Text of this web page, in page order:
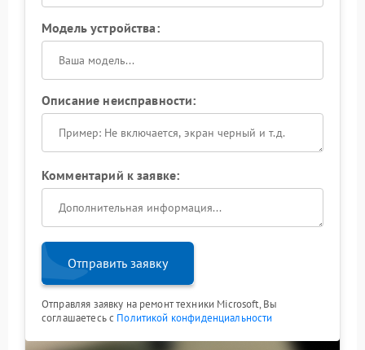
Модель устройства:
Описание неисправности:
Комментарий к заявке:
Отправить заявку
Отправляя заявку на ремонт техники Microsoft, Вы
соглашаетесь с Политикой конфиденциальности